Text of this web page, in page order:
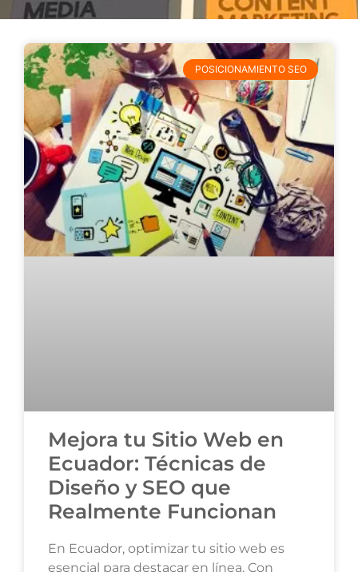
POSICIONAMIENTO SEO
Mejora tu Sitio Web en
Ecuador: Técnicas de
Diseño y SEO que
Realmente Funcionan
En Ecuador, optimizar tu sitio web es
esencial para destacar en línea. Con